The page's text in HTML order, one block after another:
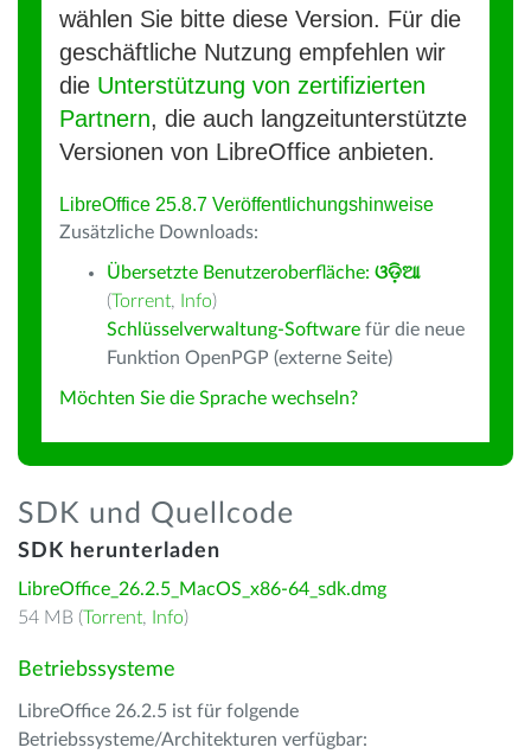
wählen Sie bitte diese Version. Für die
geschäftliche Nutzung empfehlen wir
die Unterstützung von zertifizierten
Partnern, die auch langzeitunterstützte
Versionen von LibreOffice anbieten.
LibreOffice 25.8.7 Veröffentlichungshinweise
Zusätzliche Downloads:
Übersetzte Benutzeroberfläche: ଓଡ଼ିଆ
(Torrent, Info)
Schlüsselverwaltung-Software für die neue
Funktion OpenPGP (externe Seite)
Möchten Sie die Sprache wechseln?
SDK und Quellcode
SDK herunterladen
LibreOffice_26.2.5_MacOS_x86-64_sdk.dmg
54 MB (Torrent, Info)
Betriebssysteme
LibreOffice 26.2.5 ist für folgende
Betriebssysteme/Architekturen verfügbar: